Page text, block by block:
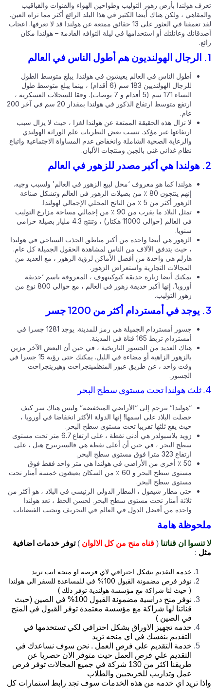
هولندا بأرض زهور التوليب وطواحين الهواء والقنوات والقباقيب
، ولكن هناك أيضا الكثير في هذا البلد الرائع أكثر مما تراه العين.
لقد تعمقنا في العثور على 13 حقائق ممتعة عن هولندا قد لا تعرفها. اعجاب
وعائلتك أو استخدامها في ليلة التوافه القادمة – هولندا مكان
أطول الناس في العالم يعيشون في هولندا. يبلغ متوسط الطول
للرجال الهولنديين 183 سم (6 أقدام) ، بينما يبلغ متوسط طول
النساء 171 سم (5 أقدام و 7 بوصات). وفقا للسجلات العسكرية ،
ارتفع متوسط ارتفاع الذكور في هولندا بمقدار 20 سم في آخر 200
لا تزال هذه الحقيقة الممتعة عن هولندا لغزا ، حيث لا يزال سبب
ارتفاعها غير مؤكد. تنسب بعض النظريات علم الوراثة الهولندي
والرعاية الصحية الشاملة وانخفاض عدم المساواة الاجتماعية واتباع
نظام غذائي غني بالجبن ومنتجات الألبان.
هولندا كما هو معروف ‘محل لبيع الزهور في العالم’ ولسبب وجيه.
إنهم ينتجون 80 ٪ من بصيلات الزهور في العالم وتشكل صناعة
الزهور أكثر من 5 ٪ من الناتج المحلي الإجمالي لهولندا.
تمثل البلاد ما يقرب من 90 ٪ من إجمالي مساحة مزارع التوليب
في العالم (حوالي 11000 هكتار) ، وتنتج 4.3 مليار بصيلة خزامى
سنويا.
الزهور هي أيضا واحدة من أكبر مناطق الجذب السياحي في هولندا
، حيث يتدفق الآلاف من الناس لمشاهدة الحقول الجميلة كل عام.
هارلم هي واحدة من أفضل الأماكن لرؤية الزهور ، مع العديد من
المجالات التجارية واستعراض الزهور.
يمكنك أيضا زيارة حديقة كيوكينهوف ، المعروفة باسم ‘حديقة
أوروبا’. إنها أكبر حديقة زهور في العالم ، مع حوالي 800 نوع من
زهور التوليب.
جسور أمستردام الجميلة هي رمز للمدينة. يوجد 1281 جسرا في
أمستردام تربط 165 قناة في المدينة.
هناك العديد من الجسور التاريخية ، في حين أن البعض الآخر مزين
بالزهور الزاهية أو مضاءة في الليل. يمكنك حتى رؤية 15 جسرا في
وقت واحد ، عن طريق عبور المنظمينجراخت وهيرينجراخت
الجسور.
“هولندا” تترجم إلى “الأراضي المنخفضة” وليس هناك سر كيف
حصلت البلاد على اسمها! إنها الدولة الأكثر انخفاضا في أوروبا ،
حيث يقع ثلثها تقريبا تحت مستوى سطح البحر.
زويد بلاسبولدر هي أدنى نقطة ، على ارتفاع 6.7 متر تحت مستوى
سطح البحر ، في حين أن أعلى نقطة هي فالسيربيرج هيل ، على
ارتفاع 323 مترا فوق مستوى سطح البحر.
50 ٪ أخرى من الأراضي في هولندا هي متر واحد فقط فوق
مستوى سطح البحر و 60 ٪ من السكان يعيشون خمسة أمتار تحت
مستوى سطح البحر.
حتى مطار شيفول ، المطار الدولي الرئيسي في البلاد ، هو أكثر من
ثلاثة أمتار تحت مستوى سطح البحر. لحسن الحظ ، تعد هولندا
واحدة من أفضل الدول في العالم في التجريف وتجنب الفيضانات
هامة
تنسوا ان قناتنا( قناه منح من كل الالوان) توفر خدمات اضافية
:
خدمه التقديم بشكل احترافي لاي فرصه او منحه انت تريد
نوفر فرص مضمونة القبول 100% في للمساعدة للسفر الي هولندا
( حيث لنا شراكة مع مؤسسة هولندية توفر ذلك )
نوفر منح دراسية مضمونة القبول 100% في الصين (حيث
قناتنا لها شراكة مع مؤسسة معتمدة توفر القبول في المنح
في الصين )
خدمه تجهيز الاوراق بشكل احترافي لكي تستخدمها في
التقديم بنفسك في اي منحه تريد
خدمة التقديم علي فرص العمل . نحن سوف نساعدك في
التقديم علي فرص العمل حيث متوفر الان حصريا عن
طريقنا اكثر من 130 شركة في جميع المجالات توفر فرص
عمل وتداريب للخريجيين والطلاب
تريد اي خدمه من هذه الخدمات سوف تجد رابط استمارات كل